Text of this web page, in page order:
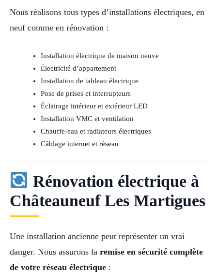
Nous réalisons tous types d’installations électriques, en
neuf comme en rénovation :
Installation électrique de maison neuve
Électricité d’appartement
Installation de tableau électrique
Pose de prises et interrupteurs
Éclairage intérieur et extérieur LED
Installation VMC et ventilation
Chauffe-eau et radiateurs électriques
Câblage internet et réseau
Rénovation électrique à
Châteauneuf Les Martigues
Une installation ancienne peut représenter un vrai
danger. Nous assurons la remise en sécurité complète
de votre réseau électrique :